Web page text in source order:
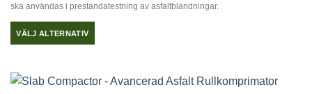
ska användas i prestandatestning av asfaltblandningar.
VÄLJ ALTERNATIV
produkten